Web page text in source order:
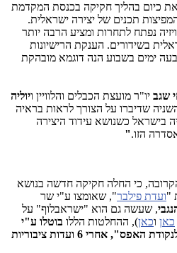
כיום בהליך חקיקה בכנסת המקדמת
תכנים של יצירה ישראלית.
נפתח לתחרות ומציע הרבה יותר
בשידורים. הענקת הרישיונות
ימים בשבוע הנה דוגמא מובהקת
שגב יו"ר מועצת הכבלים והלוויין ויוליה
שדיברו על הצורך לראות בראיה
בישראל כשנושא עידוד היצירה
הזו."
כי החלה חקיקה חדשה בנושא
ועדת פילבר", שאומצו ע"י שר
, שעשה גם הוא "ישראבלוף" על
כאן וכאן), ההחלטות הללו בוטלו ע"י
השר איוב קרא וחזרנו "לנקודת האפס", אחרי 6 ועדות ציבוריות